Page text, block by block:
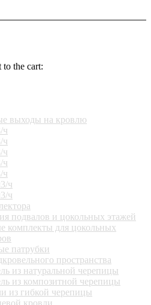
to the cart:
выходы на кровлю
ч
ч
ч
ч
ч
ч
ч
подвалов и цокольных этажей
комплекты для цокольных
патрубки
пространства
из натуральной черепицы
из композитной черепицы
из гибкой черепицы
кровли